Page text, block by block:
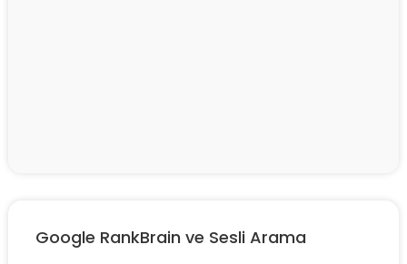
Google RankBrain ve Sesli Arama